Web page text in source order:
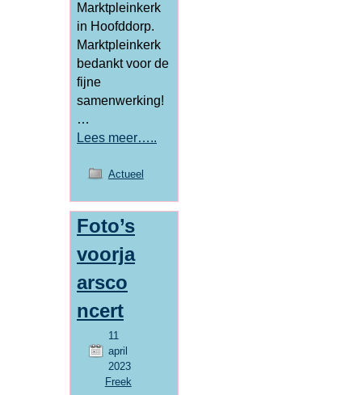
Marktpleinkerk
in Hoofddorp.
Marktpleinkerk
bedankt voor de
fijne
samenwerking!
…
Lees meer…..
Actueel
Foto’s
voorja
arsco
ncert
11
april
2023
Freek